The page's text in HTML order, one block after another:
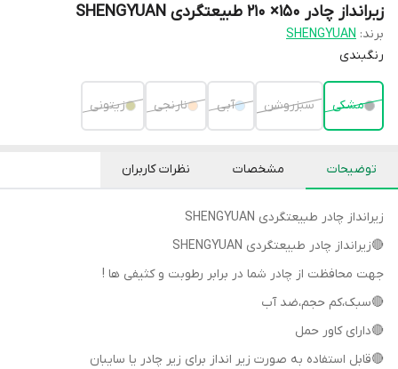
زیرانداز چادر 150× 210 طبیعتگردی SHENGYUAN
برند: SHENGYUAN
رنگبندی
مشکی سبزروشن آبی نارنجی زیتونی
توضیحات مشخصات نظرات کاربران
زیرانداز چادر طبیعتگردی SHENGYUAN
🔴زیرانداز چادر طبیعتگردی SHENGYUAN
جهت محافظت از چادر شما در برابر رطوبت و کثیفی ها !
🔴سبک،کم حجم،ضد آب
🔴دارای کاور حمل
🔴قابل استفاده به صورت زیر انداز برای زیر چادر یا سایبان